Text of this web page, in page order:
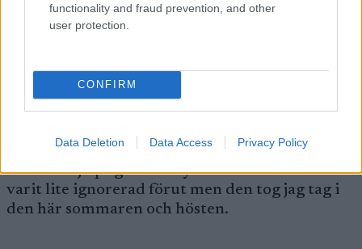
functionality and fraud prevention, and other
user protection.
CONFIRM
Data Deletion Data Access Privacy Policy
Vad är den största förändringen du gjort?
träningsbelastningen har varit för låg gentemot
vad jag kan klara av. Det har egentligen varit att
gå in med ett mindset att det bara skulle vara
mer träning egentligen. Dessutom har jag haft
lite introduktion av styrketräning som jag också
tror har hjälpt ganska mycket. Den delen har
varit lite ignorerad förut men den tog jag tag i
den här sommaren och hösten.